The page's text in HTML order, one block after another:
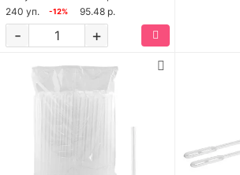
240 уп.
-12% 95.48 р.
+
-